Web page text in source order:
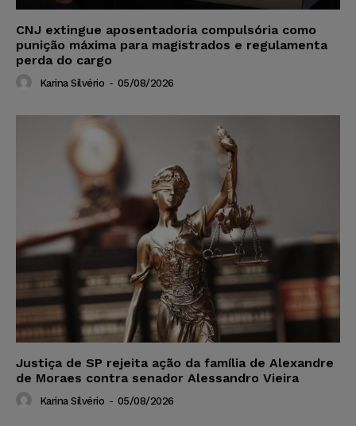
CNJ extingue aposentadoria compulsória como
punição máxima para magistrados e regulamenta
perda do cargo
Karina Silvério - 05/08/2026
Justiça de SP rejeita ação da família de Alexandre
de Moraes contra senador Alessandro Vieira
Karina Silvério - 05/08/2026